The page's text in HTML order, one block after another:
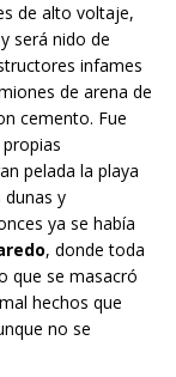
de alto voltaje,
será nido de
infames
de arena de
cemento. Fue
pelada la playa
dunas y
ya se había
, donde toda
que se masacró
hechos que
no se